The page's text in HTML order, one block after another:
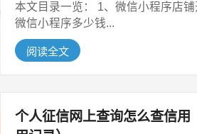
本文目录一览： 1、微信小程序店铺开通要多少
微信小程序多少钱...
阅读全文
个人征信网上查询怎么查信